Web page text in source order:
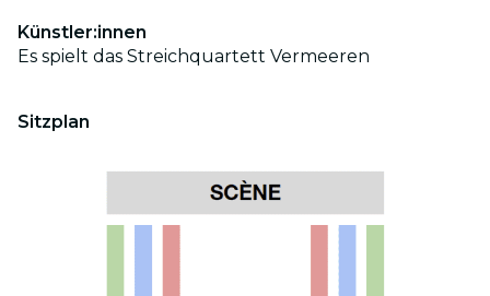
Künstler:innen
Es spielt das Streichquartett Vermeeren
Sitzplan